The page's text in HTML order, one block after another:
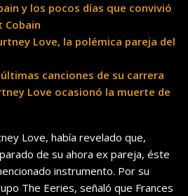
y los pocos días que convivió
Cobain
Love, la polémica pareja del
canciones de su carrera
Love ocasionó la muerte de
Love, había revelado que,
de su ahora ex pareja, éste
instrumento. Por su
The Eeries, señaló que Frances